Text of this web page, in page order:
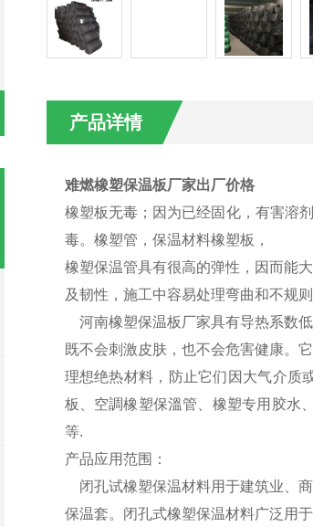
产品详情
难燃橡塑保温板厂家出厂价格
橡塑板无毒；因为已经固化，有害溶
毒。橡塑管，保温材料橡塑板，
橡塑保温管具有很高的弹性，因而能
及韧性，施工中容易处理弯曲和不规
河南橡塑保温板厂家具有导热系数
既不会刺激皮肤，也不会危害健康。
理想绝热材料，防止它们因大气介质
板、空調橡塑保溫管、橡塑专用胶水
等.
产品应用范围：
闭孔试橡塑保温材料用于建筑业、
保温套。闭孔式橡塑保温材料广泛用